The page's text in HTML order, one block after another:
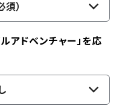
）
アドベンチャー」を応